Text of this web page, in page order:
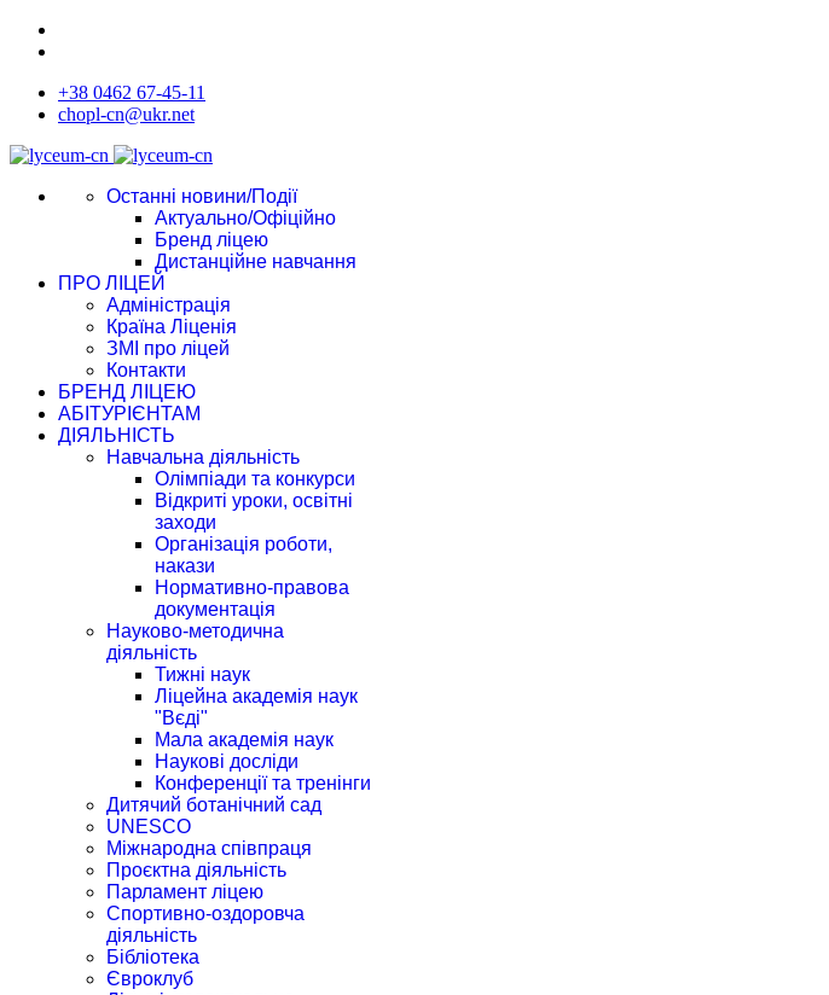
+38 0462 67-45-11
chopl-cn@ukr.net
Останні новини/Події
Актуально/Офіційно
Бренд ліцею
Дистанційне навчання
ПРО ЛІЦЕЙ
Адміністрація
Країна Ліценія
ЗМІ про ліцей
Контакти
БРЕНД ЛІЦЕЮ
АБІТУРІЄНТАМ
ДІЯЛЬНІСТЬ
Навчальна діяльність
Олімпіади та конкурси
Відкриті уроки, освітні
заходи
Організація роботи,
накази
Нормативно-правова
документація
Науково-методична
діяльність
Тижні наук
Ліцейна академія наук
"Вєді"
Мала академія наук
Наукові досліди
Конференції та тренінги
Дитячий ботанічний сад
UNESCO
Міжнародна співпраця
Проєктна діяльність
Парламент ліцею
Спортивно-оздоровча
діяльність
Бібліотека
Євроклуб